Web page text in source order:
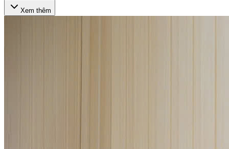
Xem thêm